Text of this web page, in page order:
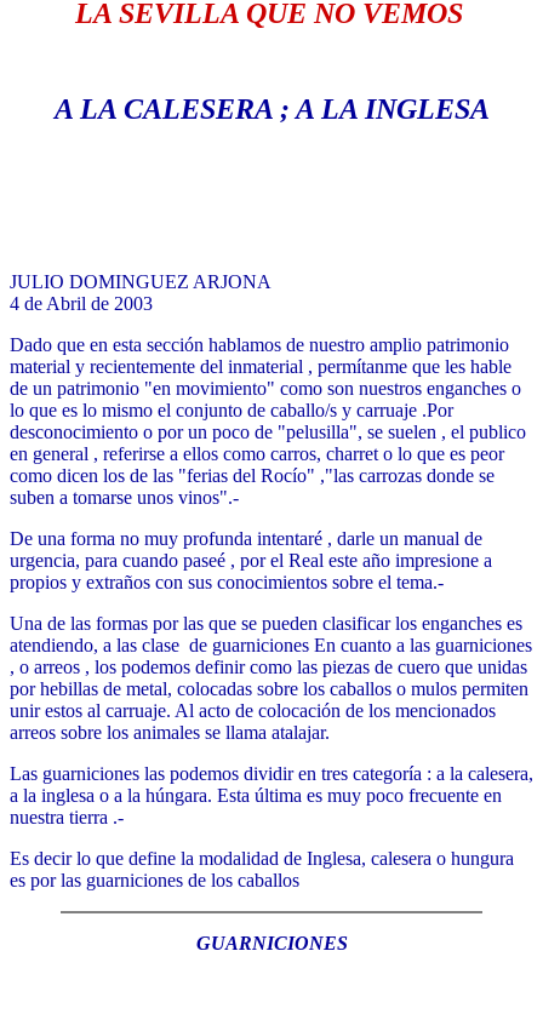
LA SEVILLA QUE NO VEMOS
A LA CALESERA ; A LA INGLESA
JULIO DOMINGUEZ ARJONA
4 de Abril de 2003
Dado que en esta sección hablamos de nuestro amplio patrimonio
material y recientemente del inmaterial , permítanme que les hable
de un patrimonio "en movimiento" como son nuestros enganches o
lo que es lo mismo el conjunto de caballo/s y carruaje .Por
desconocimiento o por un poco de "pelusilla", se suelen , el publico
en general , referirse a ellos como carros, charret o lo que es peor
como dicen los de las "ferias del Rocío" ,"las carrozas donde se
suben a tomarse unos vinos".-
De una forma no muy profunda intentaré , darle un manual de
urgencia, para cuando paseé , por el Real este año impresione a
propios y extraños con sus conocimientos sobre el tema.-
Una de las formas por las que se pueden clasificar los enganches es
atendiendo, a las clase de guarniciones En cuanto a las guarniciones
, o arreos , los podemos definir como las piezas de cuero que unidas
por hebillas de metal, colocadas sobre los caballos o mulos permiten
unir estos al carruaje. Al acto de colocación de los mencionados
arreos sobre los animales se llama atalajar.
Las guarniciones las podemos dividir en tres categoría : a la calesera,
a la inglesa o a la húngara. Esta última es muy poco frecuente en
nuestra tierra .-
Es decir lo que define la modalidad de Inglesa, calesera o hungura
es por las guarniciones de los caballos
GUARNICIONES